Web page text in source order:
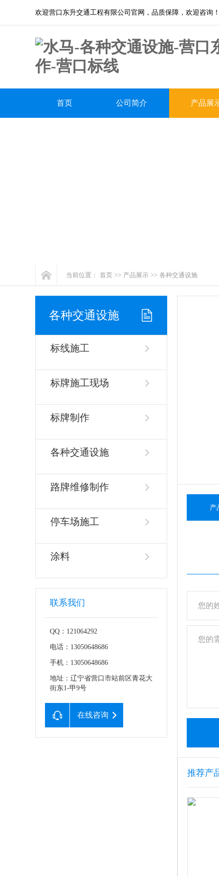
欢迎营口东升交通工程有限公司官网，品质保障，欢迎咨询
首页 公司简介 产品展
当前位置： 首页 >> 产品展示 >> 各种交通设施
各种交通设施
标线施工
标牌施工现场
标牌制作
各种交通设施
路牌维修制作
停车场施工
涂料
联系我们
QQ：121064292
电话：13050648686
手机：13050648686
地址：辽宁省营口市站前区青花大
街东1-甲9号
在线咨询
产
推荐产